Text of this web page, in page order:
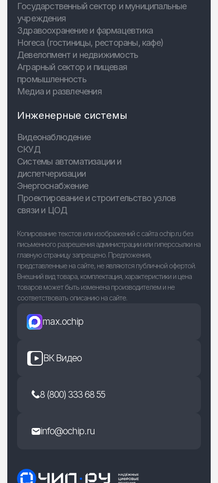
Государственный сектор и муниципальные
учреждения
Здравоохранение и фармацевтика
Horeca (гостиницы, рестораны, кафе)
Девелопмент и недвижимость
Аграрный сектор и пищевая
промышленность
Медиа и развлечения
Инженерные системы
Видеонаблюдение
СКУД
Системы автоматизации и
диспетчеризации
Энергоснабжение
Проектирование и строительство узлов
связи и ЦОД
Копирование текстов или изображений с сайта ochip.ru без
письменного разрешения администрации или гиперссылки на
главную страницу запрещено. Предложения,
представленные на сайте, не являются публичной офертой.
Внешний вид товара, комплектация, характеристики и цена
товаров может быть изменена производителем и не
соответствовать описанию на сайте.
max.ochip
ВК Видео
8 (800) 333 68 55
info@ochip.ru